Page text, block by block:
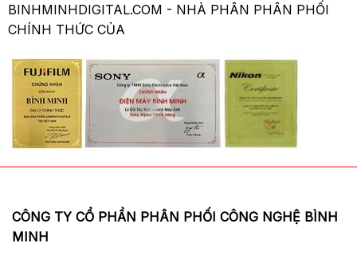
BINHMINHDIGITAL.COM - NHÀ PHÂN PHÂN PHỐI
CHÍNH THỨC CỦA
CÔNG TY CỔ PHẦN PHÂN PHỐI CÔNG NGHỆ BÌNH
MINH